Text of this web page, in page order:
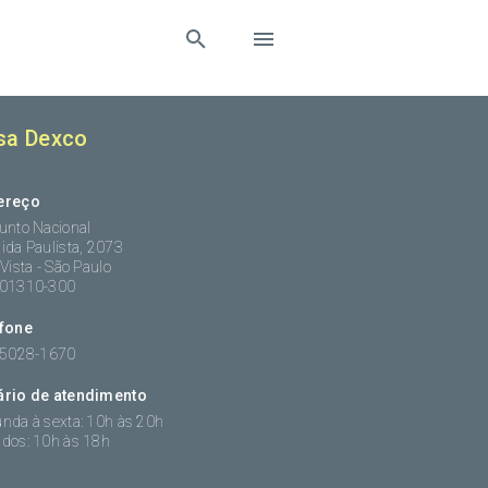
Dexco
Nacional
Paulista, 2073
- São Paulo
300
1670
de atendimento
à sexta: 10h às 20h
10h às 18h